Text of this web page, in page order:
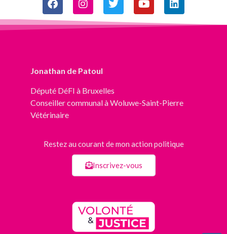
Jonathan de Patoul
Député DéFI à Bruxelles
Conseiller communal à Woluwe-Saint-Pierre
Vétérinaire
Restez au courant de mon action politique
Inscrivez-vous